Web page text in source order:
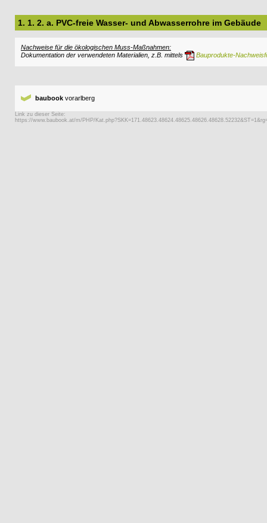
1. 1. 2. a. PVC-freie Wasser- und Abwasserrohre im Gebäude
Nachweise für die ökologischen Muss-Maßnahmen:
Dokumentation der verwendeten Materialien, z.B. mittels
Bauprodukte-
baubook vorarlberg
Link zu dieser Seite: